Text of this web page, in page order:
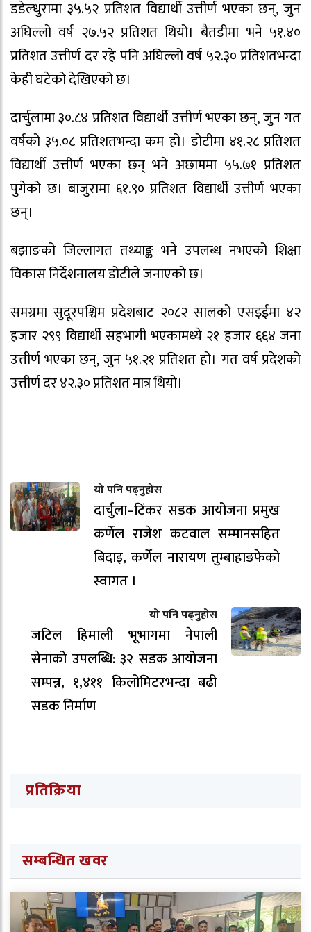
डडेल्धुरामा ३५.५२ प्रतिशत विद्यार्थी उत्तीर्ण भएका छन्, जुन
अघिल्लो वर्ष २७.५२ प्रतिशत थियो। बैतडीमा भने ५१.४०
प्रतिशत उत्तीर्ण दर रहे पनि अघिल्लो वर्ष ५२.३० प्रतिशतभन्दा
केही घटेको देखिएको छ।
दार्चुलामा ३०.८४ प्रतिशत विद्यार्थी उत्तीर्ण भएका छन्, जुन गत
वर्षको ३५.०८ प्रतिशतभन्दा कम हो। डोटीमा ४१.२८ प्रतिशत
विद्यार्थी उत्तीर्ण भएका छन् भने अछाममा ५५.७१ प्रतिशत
पुगेको छ। बाजुरामा ६१.९० प्रतिशत विद्यार्थी उत्तीर्ण भएका
छन्।
बझाङको जिल्लागत तथ्याङ्क भने उपलब्ध नभएको शिक्षा
विकास निर्देशनालय डोटीले जनाएको छ।
समग्रमा सुदूरपश्चिम प्रदेशबाट २०८२ सालको एसइईमा ४२
हजार २९९ विद्यार्थी सहभागी भएकामध्ये २१ हजार ६६४ जना
उत्तीर्ण भएका छन्, जुन ५१.२१ प्रतिशत हो। गत वर्ष प्रदेशको
उत्तीर्ण दर ४२.३० प्रतिशत मात्र थियो।
यो पनि पढ्नुहोस
दार्चुला–टिंकर सडक आयोजना प्रमुख
कर्णेल राजेश कटवाल सम्मानसहित
बिदाइ, कर्णेल नारायण तुम्बाहाङफेको
स्वागत ।
यो पनि पढ्नुहोस
जटिल हिमाली भूभागमा नेपाली
सेनाको उपलब्धि: ३२ सडक आयोजना
सम्पन्न, १,४११ किलोमिटरभन्दा बढी
सडक निर्माण
प्रतिक्रिया
सम्बन्धित खवर